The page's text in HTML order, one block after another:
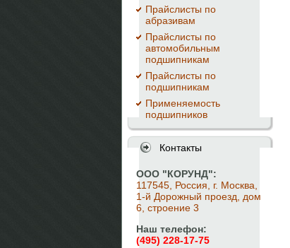
Прайслисты по
абразивам
Прайслисты по
автомобильным
подшипникам
Прайслисты по
подшипникам
Применяемость
подшипников
Контакты
ООО "КОРУНД":
117545, Россия, г. Москва,
1-й Дорожный проезд, дом
6, строение 3
Наш телефон:
(495) 228-17-75